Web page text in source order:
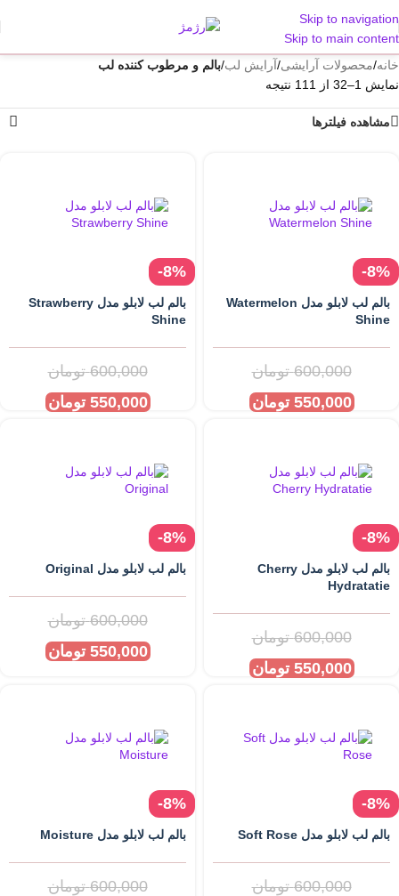
Skip to navigation
Skip to main content
خانه/محصولات آرایشی/آرایش لب/بالم و مرطوب کننده لب
نمایش 1–32 از 111 نتیجه
مشاهده فیلترها
-8%
بالم لب لابلو مدل Watermelon
Shine
600,000 تومان
550,000 تومان
-8%
بالم لب لابلو مدل Strawberry
Shine
600,000 تومان
550,000 تومان
-8%
بالم لب لابلو مدل Cherry
Hydratatie
600,000 تومان
550,000 تومان
-8%
بالم لب لابلو مدل Original
600,000 تومان
550,000 تومان
-8%
بالم لب لابلو مدل Soft Rose
600,000 تومان
-8%
بالم لب لابلو مدل Moisture
600,000 تومان